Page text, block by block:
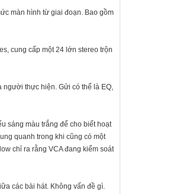
màn hình từ giai đoạn. Bao gồm
cung cấp một 24 lớn stereo trộn
người thực hiện. Gửi có thể là EQ,
sáng màu trắng để cho biết hoạt
quanh trong khi cũng có một
chỉ ra rằng VCA đang kiểm soát
các bài hát. Không vấn đề gì.